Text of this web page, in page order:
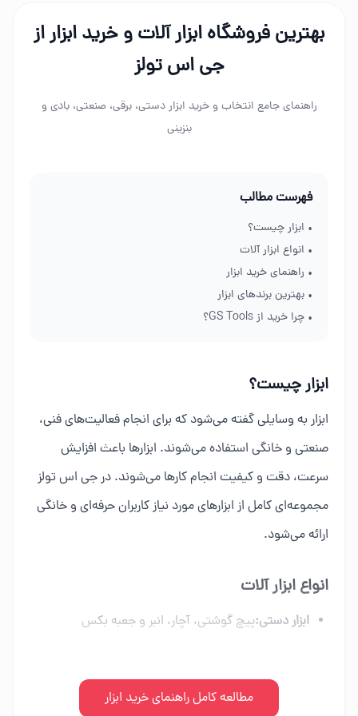
بهترین فروشگاه ابزار آلات و خرید ابزار از
جی اس تولز
راهنمای جامع انتخاب و خرید ابزار دستی، برقی، صنعتی، بادی و
بنزینی
فهرست مطالب
• ابزار چیست؟
• انواع ابزار آلات
• راهنمای خرید ابزار
• بهترین برندهای ابزار
• چرا خرید از GS Tools؟
ابزار چیست؟
ابزار به وسایلی گفته می‌شود که برای انجام فعالیت‌های فنی،
صنعتی و خانگی استفاده می‌شوند. ابزارها باعث افزایش
سرعت، دقت و کیفیت انجام کارها می‌شوند. در جی اس تولز
مجموعه‌ای کامل از ابزارهای مورد نیاز کاربران حرفه‌ای و خانگی
ارائه می‌شود.
انواع ابزار آلات
ابزار دستی:پیچ گوشتی، آچار، انبر و جعبه بکس
کمپرسور، میخکوب و تجهیزات پنوماتیک
مطالعه کامل راهنمای خرید ابزار